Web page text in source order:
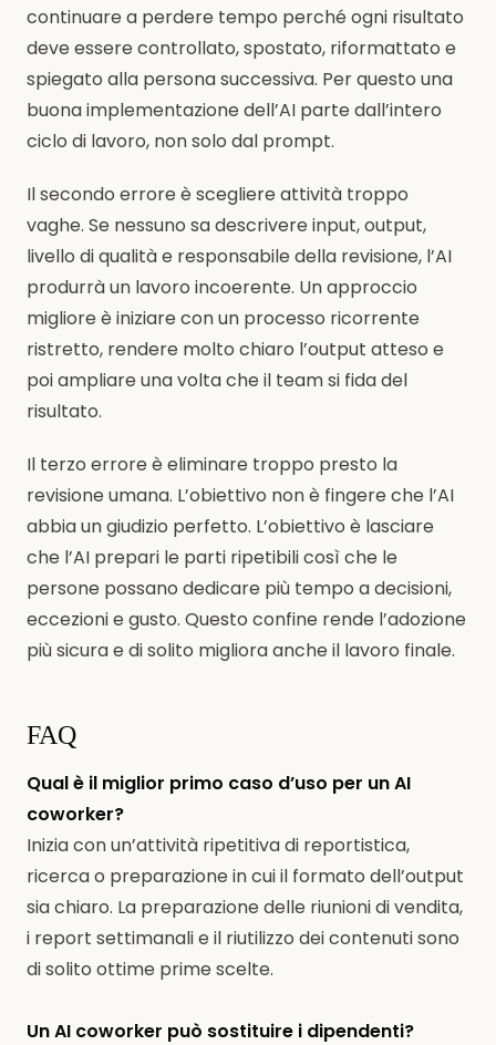
continuare a perdere tempo perché ogni risultato
deve essere controllato, spostato, riformattato e
spiegato alla persona successiva. Per questo una
buona implementazione dell’AI parte dall’intero
ciclo di lavoro, non solo dal prompt.
Il secondo errore è scegliere attività troppo
vaghe. Se nessuno sa descrivere input, output,
livello di qualità e responsabile della revisione, l’AI
produrrà un lavoro incoerente. Un approccio
migliore è iniziare con un processo ricorrente
ristretto, rendere molto chiaro l’output atteso e
poi ampliare una volta che il team si fida del
risultato.
Il terzo errore è eliminare troppo presto la
revisione umana. L’obiettivo non è fingere che l’AI
abbia un giudizio perfetto. L’obiettivo è lasciare
che l’AI prepari le parti ripetibili così che le
persone possano dedicare più tempo a decisioni,
eccezioni e gusto. Questo confine rende l’adozione
più sicura e di solito migliora anche il lavoro finale.
FAQ
Qual è il miglior primo caso d’uso per un AI
coworker?
Inizia con un’attività ripetitiva di reportistica,
ricerca o preparazione in cui il formato dell’output
sia chiaro. La preparazione delle riunioni di vendita,
i report settimanali e il riutilizzo dei contenuti sono
di solito ottime prime scelte.
Un AI coworker può sostituire i dipendenti?